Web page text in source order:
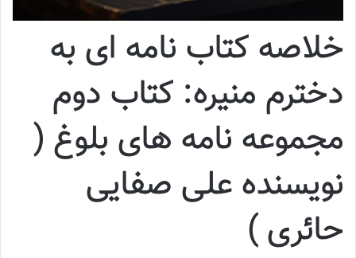
خلاصه کتاب نامه ای به
دخترم منیره: کتاب دوم
مجموعه نامه های بلوغ (
نویسنده علی صفایی
حائری )